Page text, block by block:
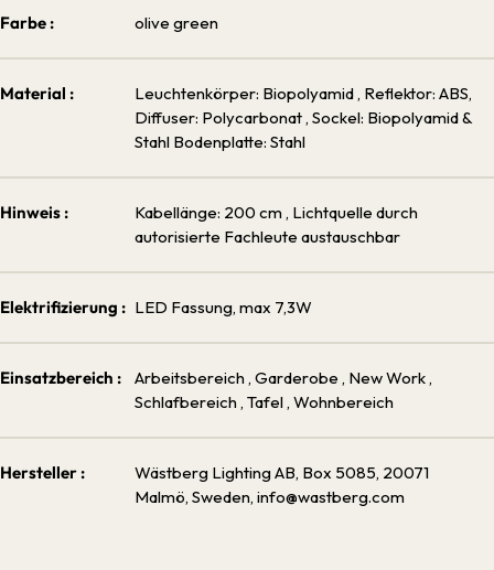
Farbe : olive green
Material : Leuchtenkörper: Biopolyamid , Reflektor: ABS,
Diffuser: Polycarbonat , Sockel: Biopolyamid &
Stahl Bodenplatte: Stahl
Hinweis : Kabellänge: 200 cm , Lichtquelle durch
autorisierte Fachleute austauschbar
Elektrifizierung : LED Fassung, max 7,3W
Einsatzbereich : Arbeitsbereich , Garderobe , New Work ,
Schlafbereich , Tafel , Wohnbereich
Hersteller :
Wästberg Lighting AB, Box 5085, 20071
Malmö, Sweden, info@wastberg.com